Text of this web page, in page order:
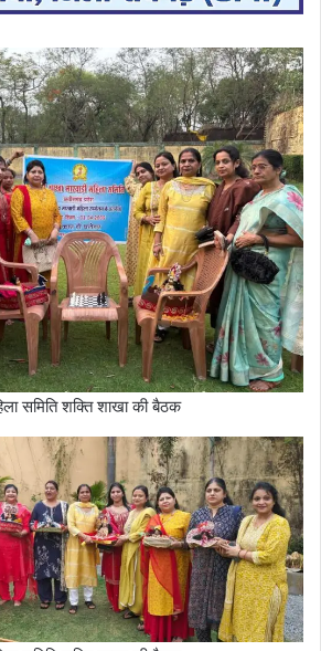
समिति शक्ति शाखा की बैठक